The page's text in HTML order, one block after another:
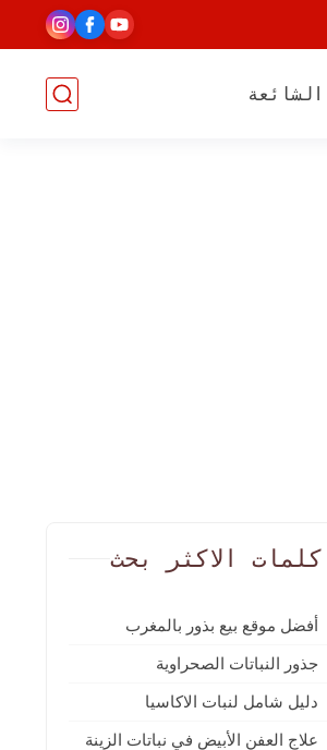
الشائعة
كلمات الاكثر بحث
أفضل موقع بيع بذور بالمغرب
جذور النباتات الصحراوية
دليل شامل لنبات الاكاسيا
علاج العفن الأبيض في نباتات الزينة